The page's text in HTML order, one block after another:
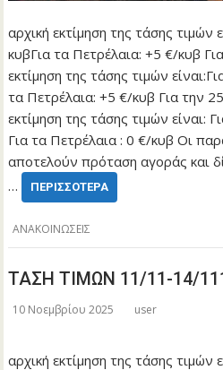
αρχική εκτίμηση της τάσης τιμών
κυβΓια τα Πετρέλαια: +5 €/κυβ
εκτίμηση της τάσης τιμών
τα Πετρέλαια: +5 €/κυβ Για την
εκτίμηση της τάσης τιμών είναι:
Για τα Πετρέλαια : 0 €/κυβ Οι
αποτελούν πρόταση αγοράς και
…
ΠΕΡΙΣΣΌΤΕΡΑ
ΑΝΑΚΟΙΝΩΣΕΙΣ
ΤΑΣΗ ΤΙΜΩΝ 11/11-14/
10 Νοεμβρίου 2025 user
αρχική εκτίμηση της τάσης τιμών